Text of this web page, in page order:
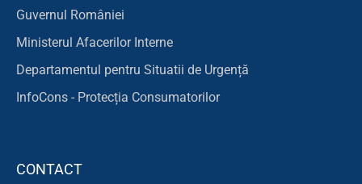
Guvernul României
Ministerul Afacerilor Interne
Departamentul pentru Situatii de Urgență
InfoCons - Protecția Consumatorilor
CONTACT